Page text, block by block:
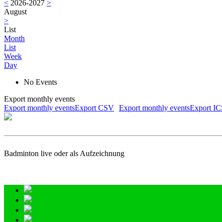
< 2026-2027 >
August
>
List
Month
List
Week
Day
No Events
Export monthly events
Export monthly eventsExport CSV Export monthly eventsExport
Badminton live oder als Aufzeichnung